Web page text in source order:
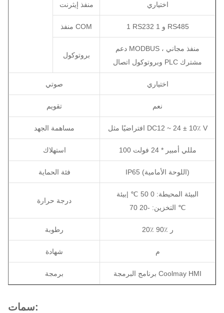
منفذ إيثرنت اختياري
منفذ COM 1 RS232 و 1 RS485
بروتوكول
دعم MODBUS ، منفذ مجاني
وبروتوكول اتصال PLC مشترك
صوتي اختياري
تقويم نعم
مساهمة الجهد افتراضيًا مثل DC12 ~ 24 ± 10٪ V
استهلاك 100 مللي أمبير * 24 فولت
فئة الحماية IP65 (اللوحة الأمامية)
درجة حرارة
البيئة المحيطة: 0 50 ℃ |بيئة
التخزين: -20 70 ℃
رطوبة 20٪ 90٪ ر
شهادة م
برمجة برنامج البرمجة Coolmay HMI
سمات: